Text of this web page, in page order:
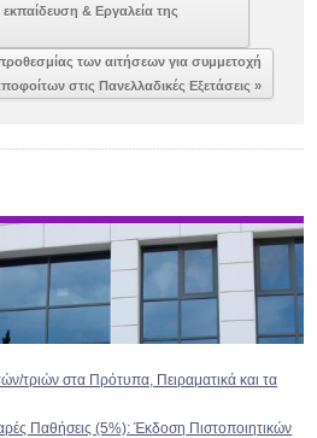
& Εργαλεία της
των αιτήσεων για συμμετοχή
στις Πανελλαδικές Εξετάσεις »
τριών στα Πρότυπα, Πειραματικά και τα
Παθήσεις (5%): Έκδοση Πιστοποιητικών